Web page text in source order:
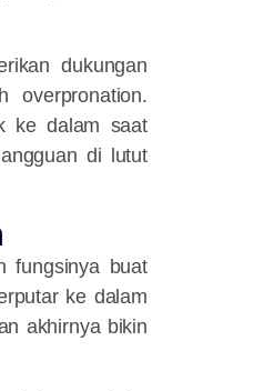
dukungan
overpronation.
ke dalam saat
di lutut
fungsinya buat
ke dalam
akhirnya bikin